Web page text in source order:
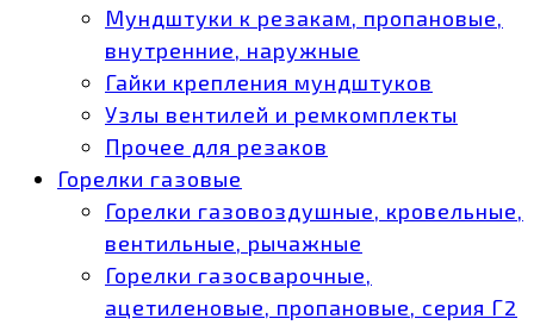
Мундштуки к резакам, пропановые,
внутренние, наружные
Гайки крепления мундштуков
Узлы вентилей и ремкомплекты
Прочее для резаков
Горелки газовые
Горелки газовоздушные, кровельные,
вентильные, рычажные
Горелки газосварочные,
ацетиленовые, пропановые, серия Г2